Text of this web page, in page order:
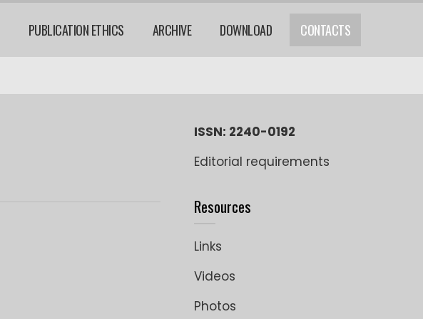
PUBLICATION ETHICS ARCHIVE DOWNLOAD CONTACTS
ISSN: 2240-0192
Editorial requirements
Resources
Links
Videos
Photos